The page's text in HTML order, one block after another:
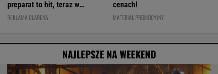
preparat to hit, teraz w
świetnej cenie
REKLAMA CLARENA
cenach!
MATERIAŁ PROMOCYJNY
NAJLEPSZE NA WEEKEND